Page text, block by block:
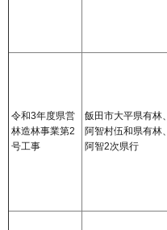
令和3年度県営
林造林事業第2
号工事
飯田市大平県有林、
阿智村伍和県有林、
阿智2次県行